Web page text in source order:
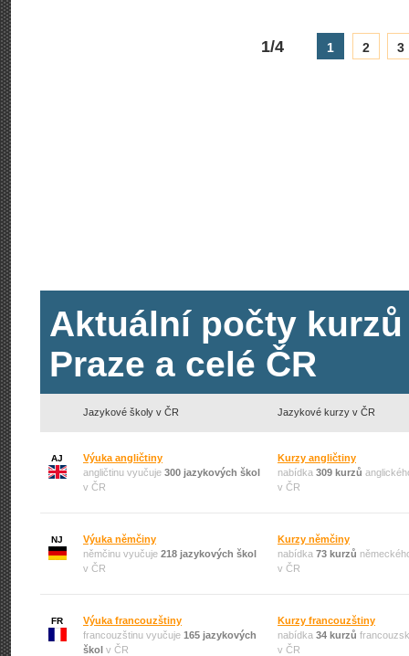
1/4 1 2 3
Aktuální počty
Praze a celé ČR
Jazykové školy v ČR Jazykové kurzy v ČR
AJ
Výuka angličtiny
angličtinu vyučuje 300 jazykových škol
v ČR
Kurzy angličtiny
nabídka 309 kurzů
v ČR
NJ
Výuka němčiny
němčinu vyučuje 218 jazykových škol
v ČR
Kurzy němčiny
nabídka 73 kurzů
v ČR
FR
Výuka francouzštiny
francouzštinu vyučuje 165 jazykových
škol v ČR
Kurzy francouzštiny
nabídka 34 kurzů
v ČR